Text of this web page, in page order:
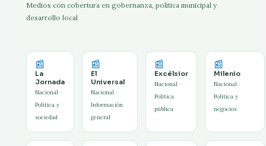
Medios con cobertura en gobernanza, política municipal y
desarrollo local
📰
La
Jornada
Nacional ·
Política y
sociedad
📰
El
Universal
Nacional ·
Información
general
📰
Excélsior
Nacional ·
Política
pública
📰
Milenio
Nacional ·
Política y
negocios